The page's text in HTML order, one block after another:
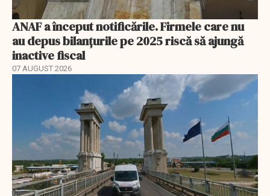
ANAF a început notificările. Firmele care nu
au depus bilanțurile pe 2025 riscă să ajungă
inactive fiscal
07 AUGUST 2026